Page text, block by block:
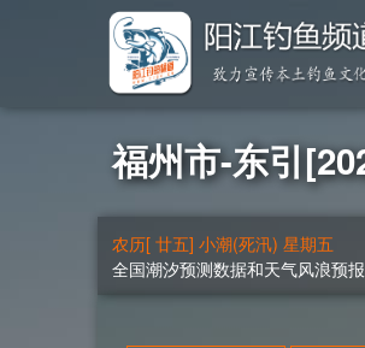
福州市-东引
农历[ 廿五] 小潮(死汛) 星期五
全国潮汐预测数据和天气风浪预